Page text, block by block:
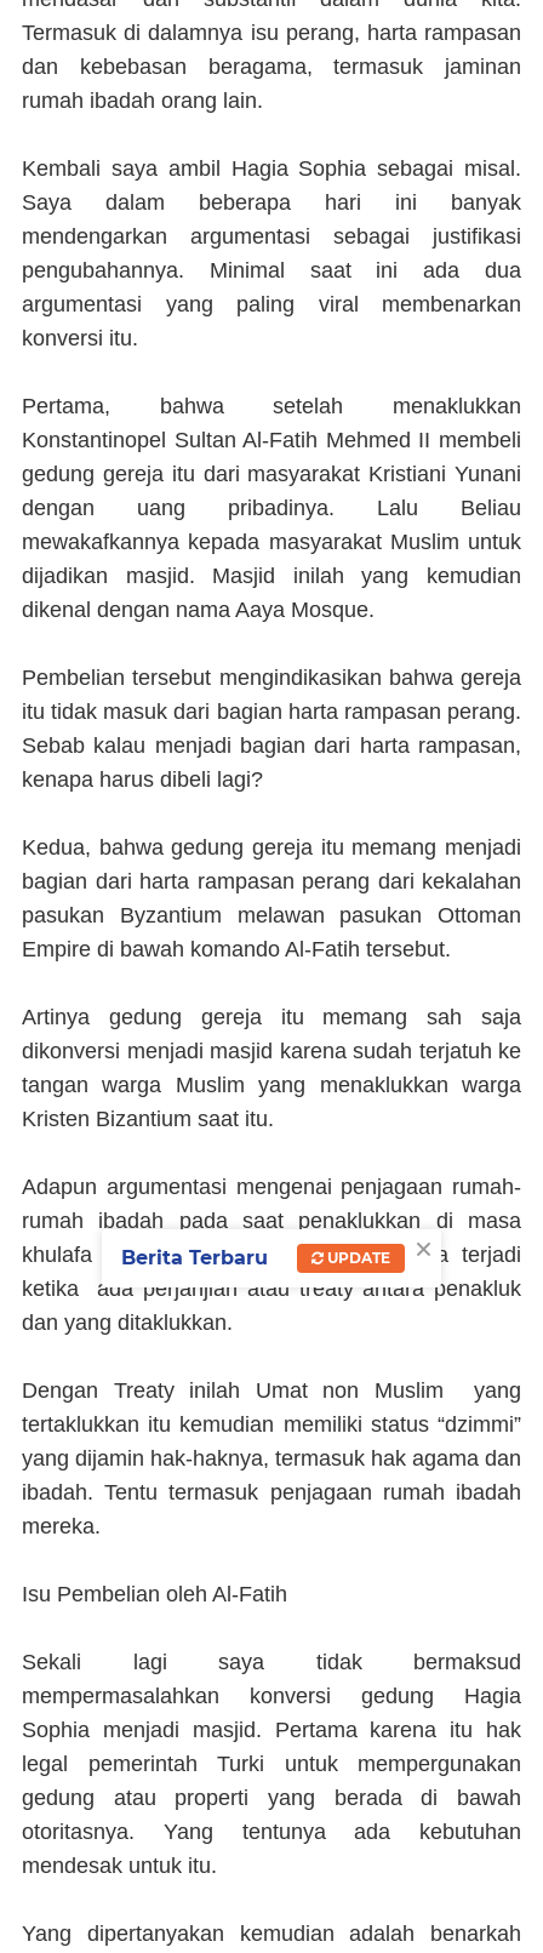
Termasuk di dalamnya isu perang, harta rampasan
dan kebebasan beragama, termasuk jaminan
rumah ibadah orang lain.
Kembali saya ambil Hagia Sophia sebagai misal.
Saya dalam beberapa hari ini banyak
mendengarkan argumentasi sebagai justifikasi
pengubahannya. Minimal saat ini ada dua
argumentasi yang paling viral membenarkan
konversi itu.
Pertama, bahwa setelah menaklukkan
Konstantinopel Sultan Al-Fatih Mehmed II membeli
gedung gereja itu dari masyarakat Kristiani Yunani
dengan uang pribadinya. Lalu Beliau
mewakafkannya kepada masyarakat Muslim untuk
dijadikan masjid. Masjid inilah yang kemudian
dikenal dengan nama Aaya Mosque.
Pembelian tersebut mengindikasikan bahwa gereja
itu tidak masuk dari bagian harta rampasan perang.
Sebab kalau menjadi bagian dari harta rampasan,
kenapa harus dibeli lagi?
Kedua, bahwa gedung gereja itu memang menjadi
bagian dari harta rampasan perang dari kekalahan
pasukan Byzantium melawan pasukan Ottoman
Empire di bawah komando Al-Fatih tersebut.
Artinya gedung gereja itu memang sah saja
dikonversi menjadi masjid karena sudah terjatuh ke
tangan warga Muslim yang menaklukkan warga
Kristen Bizantium saat itu.
Adapun argumentasi mengenai penjagaan rumah-
rumah ibadah pada saat penaklukkan di masa
khulafa Rasyidin, bagi mereka itu hanya terjadi
ketika ada perjanjian atau treaty antara penakluk
dan yang ditaklukkan.
Dengan Treaty inilah Umat non Muslim yang
tertaklukkan itu kemudian memiliki status “dzimmi”
yang dijamin hak-haknya, termasuk hak agama dan
ibadah. Tentu termasuk penjagaan rumah ibadah
mereka.
Isu Pembelian oleh Al-Fatih
Sekali lagi saya tidak bermaksud
mempermasalahkan konversi gedung Hagia
Sophia menjadi masjid. Pertama karena itu hak
legal pemerintah Turki untuk mempergunakan
gedung atau properti yang berada di bawah
otoritasnya. Yang tentunya ada kebutuhan
mendesak untuk itu.
Yang dipertanyakan kemudian adalah benarkah
×
Berita Terbaru UPDATE